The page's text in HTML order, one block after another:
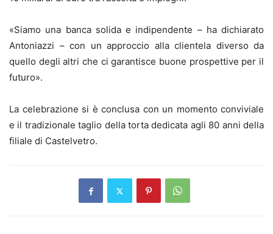
«Siamo una banca solida e indipendente – ha dichiarato
Antoniazzi – con un approccio alla clientela diverso da
quello degli altri che ci garantisce buone prospettive per il
futuro».
La celebrazione si è conclusa con un momento conviviale
e il tradizionale taglio della torta dedicata agli 80 anni della
filiale di Castelvetro.